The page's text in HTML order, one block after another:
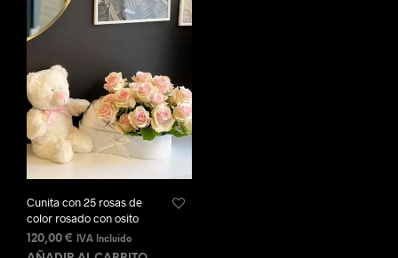
Cunita con 25 rosas de
color rosado con osito
120,00 € IVA Incluido